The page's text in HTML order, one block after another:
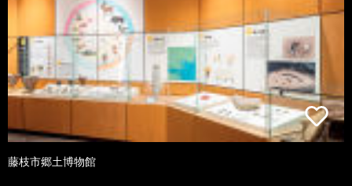
藤枝市郷土博物館